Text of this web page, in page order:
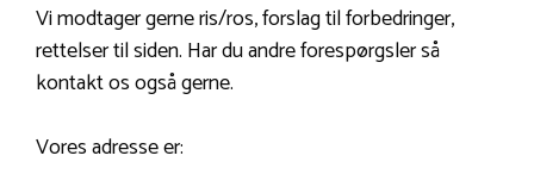
Vi modtager gerne ris/ros, forslag til forbedringer,
rettelser til siden. Har du andre forespørgsler så
kontakt os også gerne.
Vores adresse er: